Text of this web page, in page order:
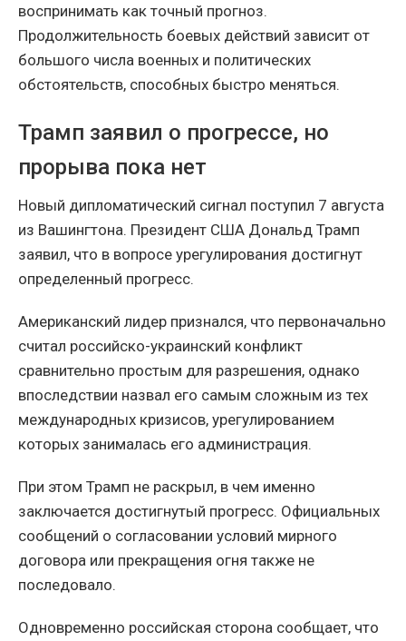
воспринимать как точный прогноз.
Продолжительность боевых действий зависит от
большого числа военных и политических
обстоятельств, способных быстро меняться.
Трамп заявил о прогрессе, но
прорыва пока нет
Новый дипломатический сигнал поступил 7 августа
из Вашингтона. Президент США Дональд Трамп
заявил, что в вопросе урегулирования достигнут
определенный прогресс.
Американский лидер признался, что первоначально
считал российско-украинский конфликт
сравнительно простым для разрешения, однако
впоследствии назвал его самым сложным из тех
международных кризисов, урегулированием
которых занималась его администрация.
При этом Трамп не раскрыл, в чем именно
заключается достигнутый прогресс. Официальных
сообщений о согласовании условий мирного
договора или прекращения огня также не
последовало.
Одновременно российская сторона сообщает, что